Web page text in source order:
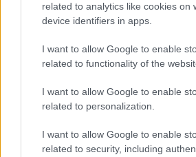
related to analytics like cookies on
device identifiers in apps.
I want to allow Google to enable
related to functionality of the
I want to allow Google to enable
related to personalization.
I want to allow Google to enable
related to security, including